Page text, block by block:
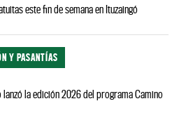
este fin de semana en Ituzaingó
Y PASANTÍAS
lanzó la edición 2026 del programa Camino